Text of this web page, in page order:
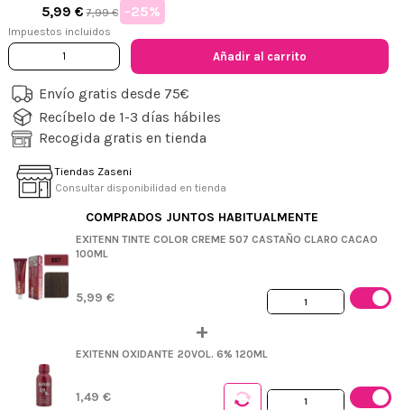
5,99 € 7,99 € -25%
Impuestos incluidos
Añadir al carrito
Envío gratis desde 75€
Recíbelo de 1-3 días hábiles
Recogida gratis en tienda
Tiendas Zaseni
Consultar disponibilidad en tienda
COMPRADOS JUNTOS HABITUALMENTE
EXITENN TINTE COLOR CREME 507 CASTAÑO CLARO CACAO
100ML
5,99 €
+
EXITENN OXIDANTE 20VOL. 6% 120ML
1,49 €